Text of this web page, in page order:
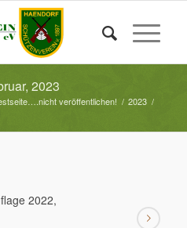
2023
veröffentlichen! / 2023 /
2022,